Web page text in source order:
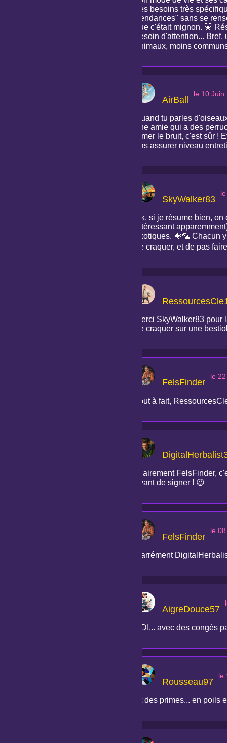
des besoins très
"tendances" sans se
que c'était mignon. 🐷
besoin d'attention...
animaux, moins
AirBall
le 10 Juin
Quand tu parles
une amie qui a des
aimer le bruit, c'est sûr !
pas assurer niveau
SkyWalker83
Ok, si je résume bien,
intéressant
exotiques. 🐠🦜 Chacun
de craquer, et de pas
Merci SkyWalker83
de craquer sur une
FelsFinder
le
Tout à fait,
Clairement FelsFinder,
avant de signer ! 😉
FelsFinder
le
Carrément
AigreDouce57
CDI... avec des congés
Rousseau97
le
Et des primes... en poils